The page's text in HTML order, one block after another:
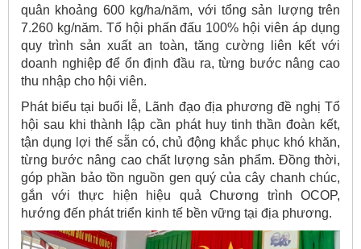
quân khoảng 600 kg/ha/năm, với tổng sản lượng trên
7.260 kg/năm. Tổ hội phấn đấu 100% hội viên áp dụng
quy trình sản xuất an toàn, tăng cường liên kết với
doanh nghiệp để ổn định đầu ra, từng bước nâng cao
thu nhập cho hội viên.
Phát biểu tại buổi lễ, Lãnh đạo địa phương đề nghị Tổ
hội sau khi thành lập cần phát huy tinh thần đoàn kết,
tận dụng lợi thế sẵn có, chủ động khắc phục khó khăn,
từng bước nâng cao chất lượng sản phẩm. Đồng thời,
góp phần bảo tồn nguồn gen quý của cây chanh chúc,
gắn với thực hiện hiệu quả Chương trình OCOP,
hướng đến phát triển kinh tế bền vững tại địa phương.